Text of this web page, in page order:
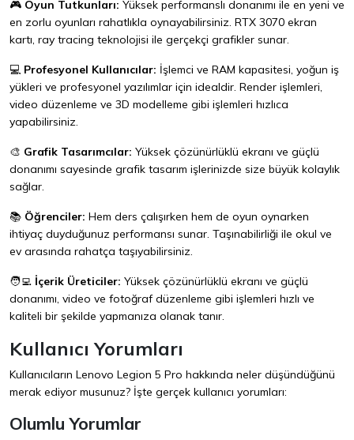
🎮 Oyun Tutkunları: Yüksek performanslı donanımı ile en yeni ve
en zorlu oyunları rahatlıkla oynayabilirsiniz. RTX 3070 ekran
kartı, ray tracing teknolojisi ile gerçekçi grafikler sunar.
💻 Profesyonel Kullanıcılar: İşlemci ve RAM kapasitesi, yoğun iş
yükleri ve profesyonel yazılımlar için idealdir. Render işlemleri,
video düzenleme ve 3D modelleme gibi işlemleri hızlıca
yapabilirsiniz.
🎨 Grafik Tasarımcılar: Yüksek çözünürlüklü ekranı ve güçlü
donanımı sayesinde grafik tasarım işlerinizde size büyük kolaylık
sağlar.
📚 Öğrenciler: Hem ders çalışırken hem de oyun oynarken
ihtiyaç duyduğunuz performansı sunar. Taşınabilirliği ile okul ve
ev arasında rahatça taşıyabilirsiniz.
🧑‍💻 İçerik Üreticiler: Yüksek çözünürlüklü ekranı ve güçlü
donanımı, video ve fotoğraf düzenleme gibi işlemleri hızlı ve
kaliteli bir şekilde yapmanıza olanak tanır.
Kullanıcı Yorumları
Kullanıcıların Lenovo Legion 5 Pro hakkında neler düşündüğünü
merak ediyor musunuz? İşte gerçek kullanıcı yorumları:
Olumlu Yorumlar